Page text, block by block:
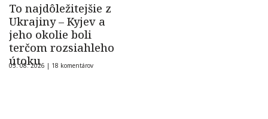
To najdôležitejšie z
Ukrajiny – Kyjev a
jeho okolie boli
terčom rozsiahleho
útoku
05. 08. 2026 | 18 komentárov